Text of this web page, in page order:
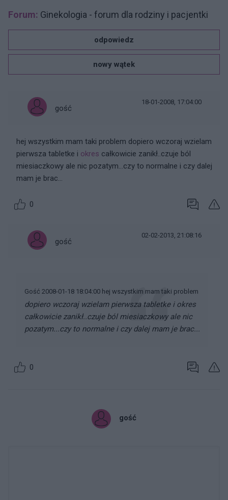
Forum: Ginekologia - forum dla rodziny i pacjentki
odpowiedz
nowy wątek
gość
18-01-2008, 17:04:00
hej wszystkim mam taki problem dopiero wczoraj wzielam
pierwsza tabletke i okres całkowicie zanikł..czuje ból
miesiaczkowy ale nic pozatym...czy to normalne i czy dalej
mam je brac...
0
gość
02-02-2013, 21:08:16
Gość 2008-01-18 18:04:00 hej wszystkim mam taki problem
dopiero wczoraj wzielam pierwsza tabletke i okres
całkowicie zanikł..czuje ból miesiaczkowy ale nic
pozatym...czy to normalne i czy dalej mam je brac...
0
gość